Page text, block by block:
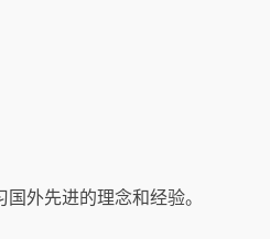
外先进的理念和经验。